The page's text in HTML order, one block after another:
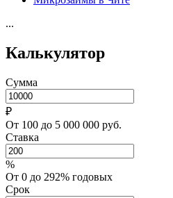
...
Калькулятор
Сумма
₽
От 100 до 5 000 000 руб.
Ставка
%
От 0 до 292% годовых
Срок